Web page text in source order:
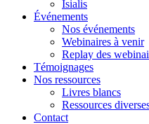
Isialis
Événements
Nos événements
Webinaires à venir
Replay des
Témoignages
Nos ressources
Livres blancs
Ressources
Contact